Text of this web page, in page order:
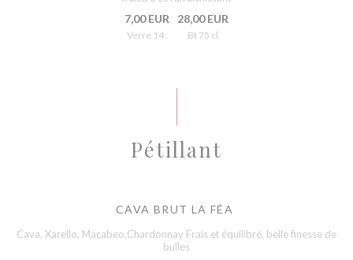
7,00 EUR
Verre 14 .
28,00 EUR
Bt 75 cl
Pétillant
CAVA BRUT LA FÉA
Cava, Xarello, Macabeo,Chardonnay Frais et équilibré, belle finesse de
bulles